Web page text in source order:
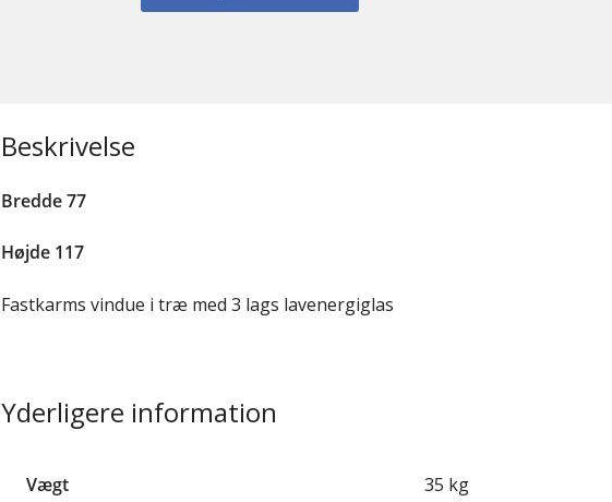
Beskrivelse
Bredde 77
Højde 117
Fastkarms vindue i træ med 3 lags lavenergiglas
Yderligere information
Vægt 35 kg